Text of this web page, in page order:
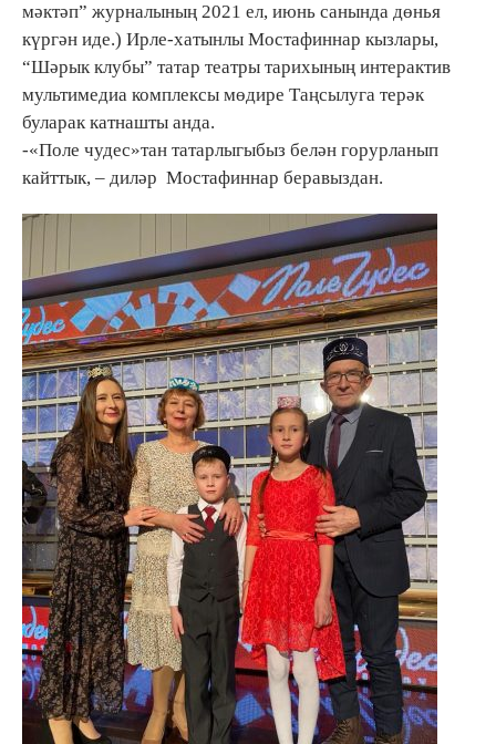
мәктәп” журналының 2021 ел, июнь санында дөнья
күргән иде.) Ирле-хатынлы Мостафиннар кызлары,
“Шәрык клубы” татар театры тарихының интерактив
мультимедиа комплексы мөдире Таңсылуга терәк
буларак катнашты анда.
-«Поле чудес»тан татарлыгыбыз белән горурланып
кайттык, – диләр Мостафиннар беравыздан.